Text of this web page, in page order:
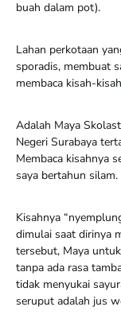
buah dalam pot).
Lahan perkotaan
sporadis, membuat
membaca kisah-
Adalah Maya
Negeri Surabaya
Membaca kisahnya
saya bertahun silam.
Kisahnya
dimulai saat dirinya
tersebut, Maya
tanpa ada rasa
tidak menyukai
seruput adalah jus